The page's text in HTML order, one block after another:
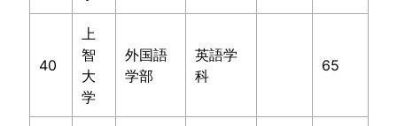
40
上
智
大
学
外国語
学部
英語学
科
65